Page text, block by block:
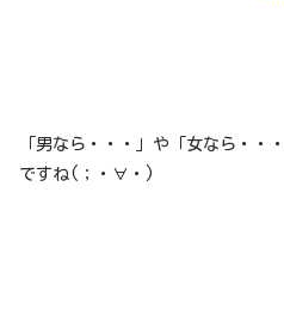
「男なら・・・」や「女なら・・
ですね(；・∀・)